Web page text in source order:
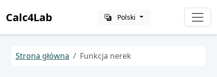
Calc4Lab Polski
Strona główna Funkcja nerek